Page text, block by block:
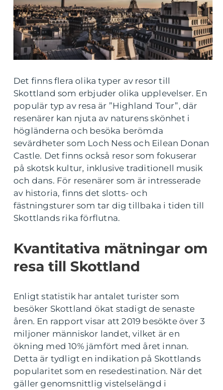
Det finns flera olika typer av resor till
Skottland som erbjuder olika upplevelser. En
populär typ av resa är ”Highland Tour”, där
resenärer kan njuta av naturens skönhet i
högländerna och besöka berömda
sevärdheter som Loch Ness och Eilean Donan
Castle. Det finns också resor som fokuserar
på skotsk kultur, inklusive traditionell musik
och dans. För resenärer som är intresserade
av historia, finns det slotts- och
fästningsturer som tar dig tillbaka i tiden till
Skottlands rika förflutna.
Kvantitativa mätningar om
resa till Skottland
Enligt statistik har antalet turister som
besöker Skottland ökat stadigt de senaste
åren. En rapport visar att 2019 besökte över 3
miljoner människor landet, vilket är en
ökning med 10% jämfört med året innan.
Detta är tydligt en indikation på Skottlands
popularitet som en resedestination. När det
gäller genomsnittlig vistelselängd i